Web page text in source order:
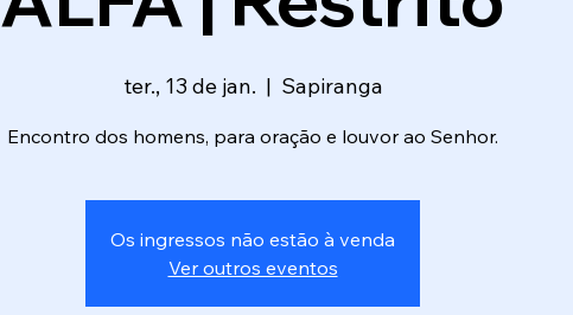
ter., 13 de jan.
  |
Sapiranga
Encontro dos homens, para oração e louvor ao Senhor.
Os ingressos não estão à venda
Ver outros eventos